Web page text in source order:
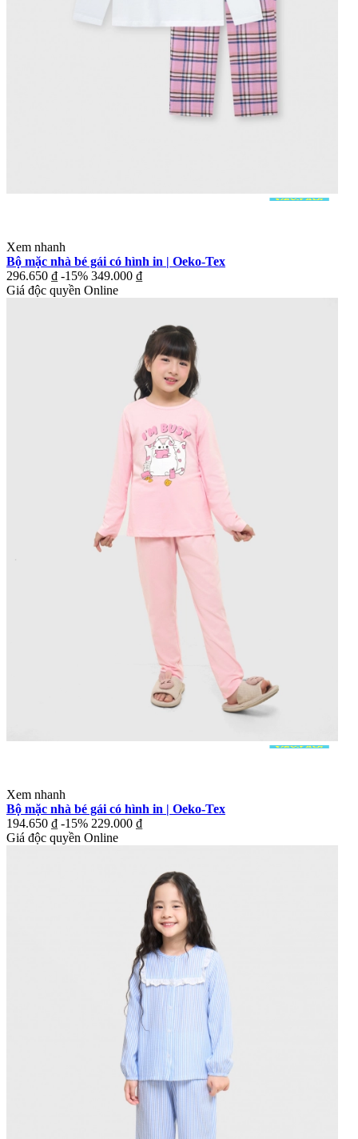
Xem nhanh
Bộ mặc nhà bé gái có hình in | Oeko-Tex
296.650 ₫ -15% 349.000 ₫
Giá độc quyền Online
Xem nhanh
Bộ mặc nhà bé gái có hình in | Oeko-Tex
194.650 ₫ -15% 229.000 ₫
Giá độc quyền Online